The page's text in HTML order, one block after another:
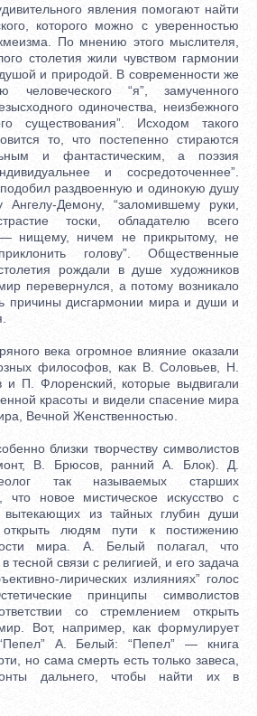
явления помогают найти
которого можно с уверенностью
По мнению этого мыслителя,
столетия жили чувством гармонии
и природой. В современности же
человеческого “я”, замученного
одиночества, неизбежного
существования”. Исходом такого
то, что постепенно стираются
и фантастическим, а поэзия
и сосредоточеннее”.
раздвоенную и одинокую душу
Ангелу-Демону, “заломившему руки,
тоски, обладателю всего
— нищему, ничем не прикрытому, не
голову”. Общественные
рождали в душе художников
перевернулся, а потому возникало
причины дисгармонии мира и души и
века огромное влияние оказали
философов, как В. Соловьев, Н.
П. Флоренский, которые выдвигали
красоты и видели спасение мира
Вечной Женственностью.
близки творчеству символистов
В. Брюсов, ранний А. Блок). Д.
так называемых старших
что новое мистическое искусство с
из тайных глубин души
людям пути к постижению
мира. А. Белый полагал, что
тесной связи с религией, и его задача
лирических излияниях” голос
принципы символистов
со стремлением открыть
Вот, например, как формулирует
А. Белый: “Пепел” — книга
но сама смерть есть только завеса,
дальнего, чтобы найти их в